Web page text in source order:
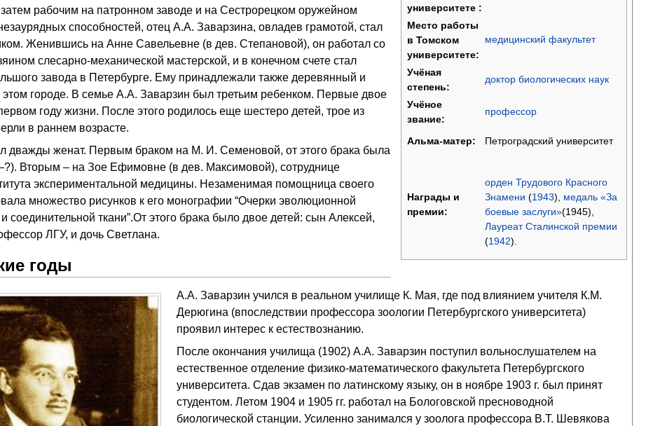
университете :
Место работы
в Томском
университете:
медицинский факультет
Учёная
степень:
доктор биологических наук
Учёное
звание:
профессор
Альма-матер: Петроградский университет
Награды и
премии:
орден Трудового Красного
Знамени (1943), медаль «За
боевые заслуги»(1945),
Лауреат Сталинской премии
(1942).
рабочим на патронном заводе и на Сестрорецком оружейном
способностей, отец А.А. Заварзина, овладев грамотой, стал
Женившись на Анне Савельевне (в дев. Степановой), он работал со
слесарно-механической мастерской, и в конечном счете стал
завода в Петербурге. Ему принадлежали также деревянный и
городе. В семье А.А. Заварзин был третьим ребенком. Первые двое
году жизни. После этого родилось еще шестеро детей, трое из
в раннем возрасте.
дважды женат. Первым браком на М. И. Семеновой, от этого брака была
Вторым – на Зое Ефимовне (в дев. Максимовой), сотруднице
экспериментальной медицины. Незаменимая помощница своего
множество рисунков к его монографии “Очерки эволюционной
и соединительной ткани”.От этого брака было двое детей: сын Алексей,
ЛГУ, и дочь Светлана.
годы
А.А. Заварзин учился в реальном училище К. Мая, где под влиянием учителя К.М.
Дерюгина (впоследствии профессора зоологии Петербургского университета)
проявил интерес к естествознанию.
После окончания училища (1902) А.А. Заварзин поступил вольнослушателем на
естественное отделение физико-математического факультета Петербургского
университета. Сдав экзамен по латинскому языку, он в ноябре 1903 г. был принят
студентом. Летом 1904 и 1905 гг. работал на Бологовской пресноводной
биологической станции. Усиленно занимался у зоолога профессора В.Т. Шевякова